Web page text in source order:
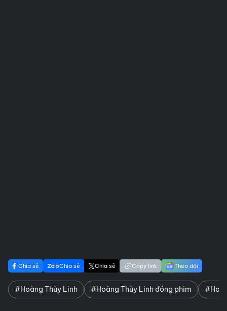
Chia sẻ Chia sẻ Chia sẻ Copy link Theo dõi
#Hoàng Thùy Linh #Hoàng Thùy Linh đóng phim